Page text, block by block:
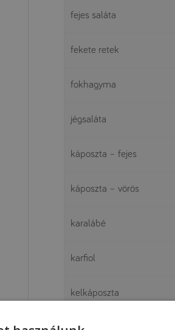
fejes saláta
fekete retek
fokhagyma
jégsaláta
káposzta – fejes
káposzta – vörös
karalábé
karfiol
kelkáposzta
kerti zsázsa